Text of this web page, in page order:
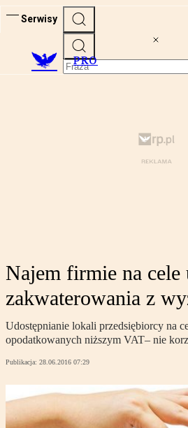
Serwisy
PRO
Najem firmie na cele
zakwaterowania z
Udostępnianie lokali przedsiębiorcy na
opodatkowanych niższym VAT– nie
Publikacja: 28.06.2016 07:29